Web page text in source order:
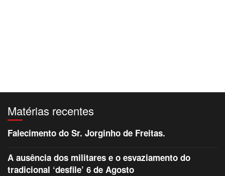
Matérias recentes
Falecimento do Sr. Jorginho de Freitas.
A ausência dos militares e o esvaziamento do
tradicional ‘desfile’ 6 de Agosto